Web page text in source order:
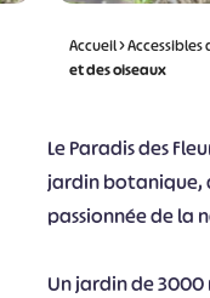
Accueil>
et des oiseaux
Le Paradis des
jardin botanique,
passionnée de la
Un jardin de 3000